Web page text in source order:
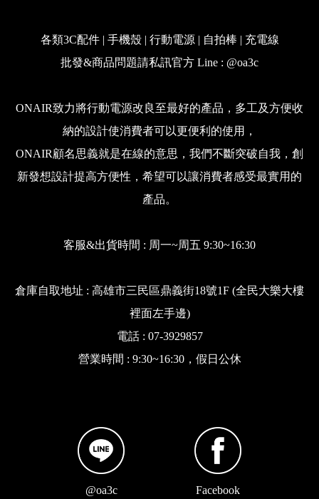
各類3C配件 | 手機殼 | 行動電源 | 自拍棒 | 充電線
批發&商品問題請私訊官方 Line : @oa3c
ONAIR致力將行動電源改良至最好的產品，多工及方便收
納的設計使消費者可以更便利的使用，
ONAIR顧名思義就是在線的意思，我們不斷突破自我，創
新發想設計提高方便性，希望可以讓消費者感受最實用的
產品。
客服&出貨時間 : 周一~周五 9:30~16:30
倉庫自取地址 : 高雄市三民區鼎義街18號1F (全民大樂大樓
裡面左手邊)
電話 : 07-3929857
營業時間 : 9:30~16:30，假日公休
@oa3c Facebook